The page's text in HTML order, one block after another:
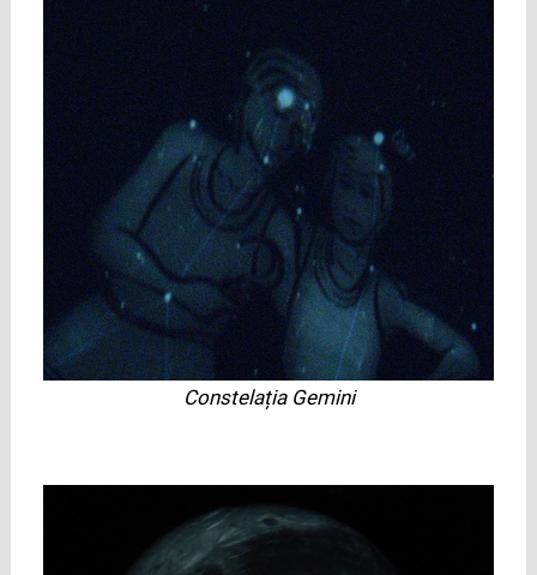
Constelația Gemini